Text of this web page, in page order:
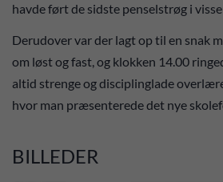
havde ført de sidste penselstrøg i
Derudover var der lagt op til en snak
om løst og fast, og klokken 14.00
altid strenge og disciplinglade
hvor man præsenterede det nye
BILLEDER